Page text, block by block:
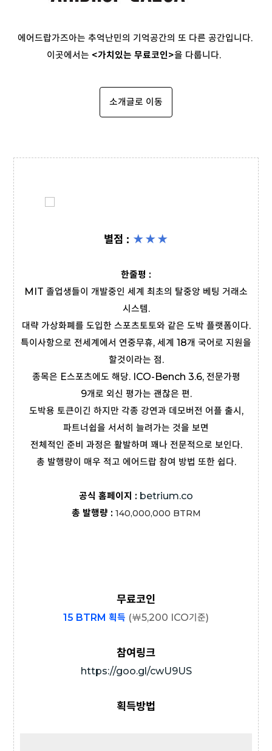
에어드랍가즈아는 추억난민의 기억공간의 또 다른 공간입니다.
이곳에서는 <가치있는 무료코인>을 다룹니다.
소개글로 이동
별점 : ★★★
한줄평 :
MIT 졸업생들이 개발중인 세계 최초의 탈중앙 베팅 거래소
시스템.
대략 가상화폐를 도입한 스포츠토토와 같은 도박 플랫폼이다.
특이사항으로 전세계에서 연중무휴, 세계 18개 국어로 지원을
할것이라는 점.
종목은 E스포츠에도 해당. ICO-Bench 3.6, 전문가평
9개로 외신 평가는 괜찮은 편.
도박용 토큰이긴 하지만 각종 강연과 데모버전 어플 출시,
파트너쉽을 서서히 늘려가는 것을 보면
전체적인 준비 과정은 활발하며 꽤나 전문적으로 보인다.
총 발행량이 매우 적고 에어드랍 참여 방법 또한 쉽다.
공식 홈페이지 : betrium.co
총 발행량 : 140,000,000 BTRM
무료코인
15 BTRM 획득 (￦5,200 ICO기준)
참여링크
https://goo.gl/cwU9US
획득방법